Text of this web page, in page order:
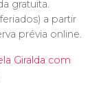
gratuita.
a partir
prévia online.
Giralda com